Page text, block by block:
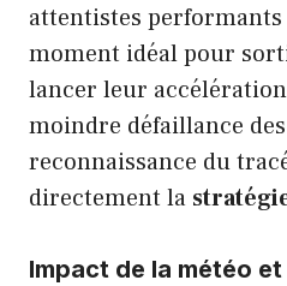
attentistes
moment idéal pour
lancer leur
moindre défaillance
reconnaissance du
directement la
Impact de la météo